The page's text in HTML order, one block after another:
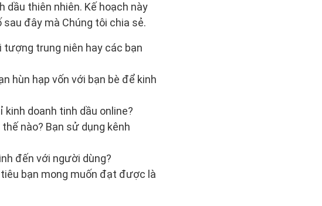
dầu thiên nhiên. Kế hoạch này
đây mà Chúng tôi chia sẻ.
tượng trung niên hay các bạn
hùn hạp vốn với bạn bè để kinh
doanh tinh dầu online?
nào? Bạn sử dụng kênh
đến với người dùng?
bạn mong muốn đạt được là